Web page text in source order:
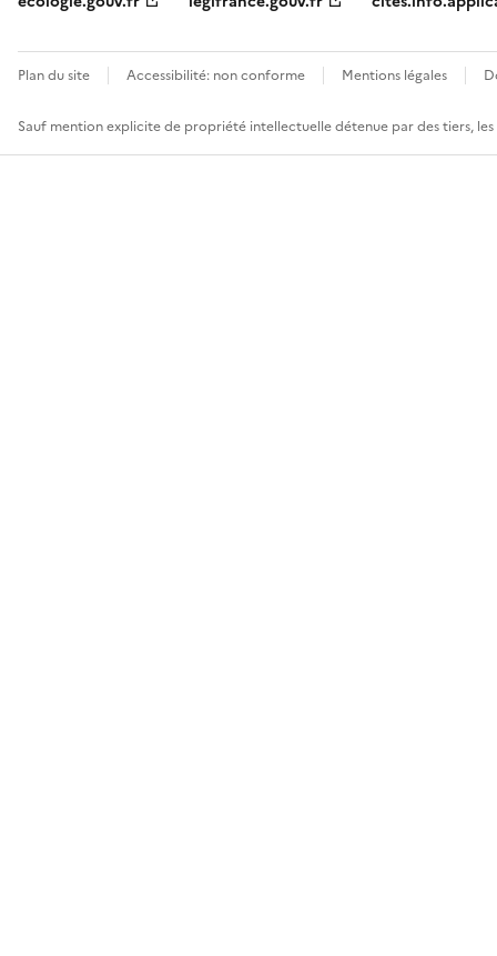
Plan du site Accessibilité: non conforme Mentions légales
Sauf mention explicite de propriété intellectuelle détenue par des tiers,